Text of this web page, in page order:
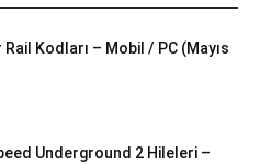
Kodları – Mobil / PC (Mayıs
Underground 2 Hileleri –